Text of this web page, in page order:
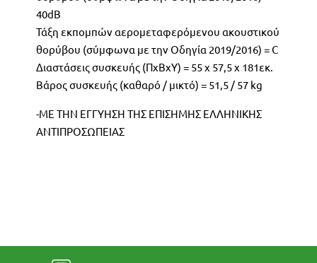
40dB
Τάξη εκπομπών αερομεταφερόμενου ακουστικού
θορύβου (σύμφωνα με την Οδηγία 2019/2016) = C
Διαστάσεις συσκευής (ΠxBxY) = 55 x 57,5 x 181εκ.
Βάρος συσκευής (καθαρό / μικτό) = 51,5 / 57 kg
-ΜΕ ΤΗΝ ΕΓΓΥΗΣΗ ΤΗΣ ΕΠΙΣΗΜΗΣ ΕΛΛΗΝΙΚΗΣ
ΑΝΤΙΠΡΟΣΩΠΕΙΑΣ